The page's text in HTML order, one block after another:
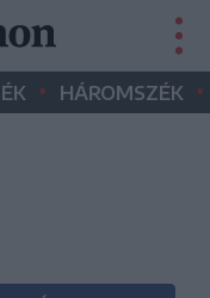
• HÁROMSZÉK •